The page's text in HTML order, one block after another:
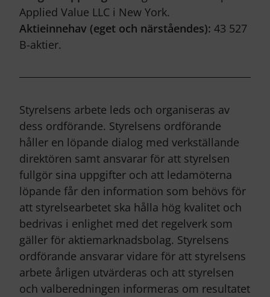
Applied Value LLC i New York.
Aktieinnehav (eget och närståendes): 43 527
B-aktier.
Styrelsens arbete leds och organiseras av
dess ordförande. Styrelsens ordförande
håller en löpande dialog med verkställande
direktören samt ansvarar för att styrelsen
fullgör sina uppgifter och att ledamöterna
löpande får den information som behövs för
att styrelsearbetet ska hålla hög kvalitet och
bedrivas i enlighet med det regelverk som
gäller för aktiemarknadsbolag. Styrelsens
ordförande ansvarar vidare för att styrelsens
arbete årligen utvärderas och att styrelsen
och valberedningen informeras om resultatet